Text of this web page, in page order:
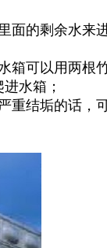
面的剩余水来
箱可以用两根
水箱；
重结垢的话，